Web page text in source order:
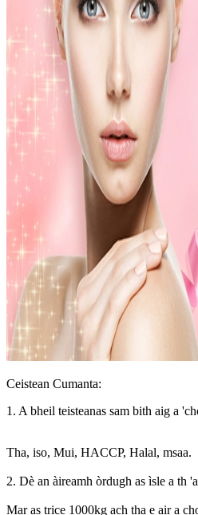
Ceistean Cumanta:
1. A bheil teisteanas sam bith aig a
Tha, iso, Mui, HACCP, Halal, msaa.
2. Dè an àireamh òrdugh as ìsle a th
Mar as trice 1000kg ach tha e air a